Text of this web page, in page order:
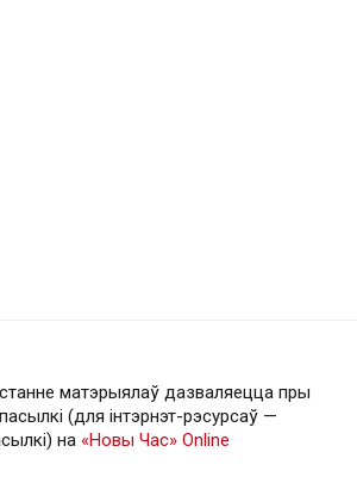
матэрыялаў дазваляецца пры
(для інтэрнэт-рэсурсаў —
на «Новы Час» Online